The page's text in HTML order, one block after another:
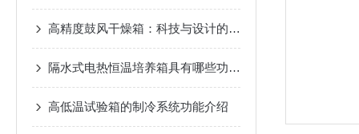
高精度鼓风干燥箱：科技与设计的结合
隔水式电热恒温培养箱具有哪些功能？
高低温试验箱的制冷系统功能介绍